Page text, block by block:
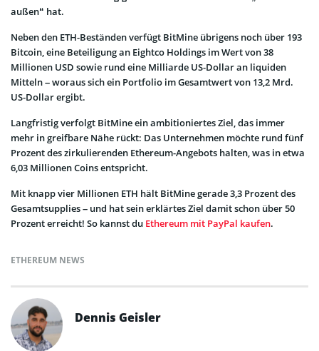
außen“ hat.
Neben den ETH-Beständen verfügt BitMine übrigens noch über 193
Bitcoin, eine Beteiligung an Eightco Holdings im Wert von 38
Millionen USD sowie rund eine Milliarde US-Dollar an liquiden
Mitteln – woraus sich ein Portfolio im Gesamtwert von 13,2 Mrd.
US-Dollar ergibt.
Langfristig verfolgt BitMine ein ambitioniertes Ziel, das immer
mehr in greifbare Nähe rückt: Das Unternehmen möchte rund fünf
Prozent des zirkulierenden Ethereum-Angebots halten, was in etwa
6,03 Millionen Coins entspricht.
Mit knapp vier Millionen ETH hält BitMine gerade 3,3 Prozent des
Gesamtsupplies – und hat sein erklärtes Ziel damit schon über 50
Prozent erreicht! So kannst du Ethereum mit PayPal kaufen.
ETHEREUM NEWS
Dennis Geisler